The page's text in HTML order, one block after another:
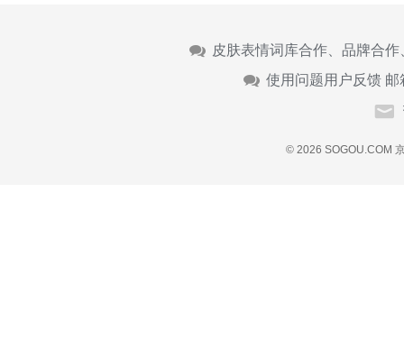
皮肤表情词库合作、品牌合
使用问题用户反馈 邮
© 2026 SOGOU.COM